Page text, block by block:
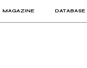
MAGAZINE DATABASE
INSIDER ROCKIT PRO